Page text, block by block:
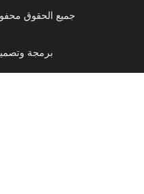
جميع الحقوق
برمجة